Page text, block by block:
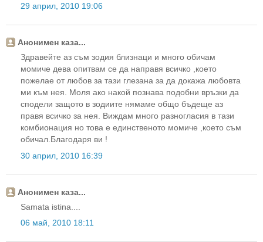
29 април, 2010 19:06
Анонимен каза...
Здравейте аз съм зодия близнаци и много обичам
момиче дева опитвам се да направя всичко ,което
пожелае от любов за тази глезана за да докажа любовта
ми към нея. Моля ако накой познава подобни връзки да
сподели защото в зодиите нямаме общо бъдеще аз
правя всичко за нея. Виждам много разногласия в тази
комбионация но това е единственото момиче ,което съм
обичал.Благодаря ви !
30 април, 2010 16:39
Анонимен каза...
Samata istina....
06 май, 2010 18:11